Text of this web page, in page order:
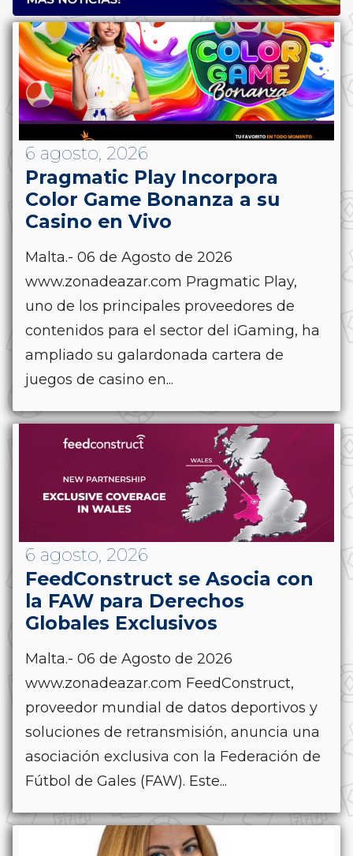
6 agosto, 2026
Pragmatic Play Incorpora
Color Game Bonanza a su
Casino en Vivo
Malta.- 06 de Agosto de 2026
www.zonadeazar.com Pragmatic Play,
uno de los principales proveedores de
contenidos para el sector del iGaming, ha
ampliado su galardonada cartera de
juegos de casino en...
6 agosto, 2026
FeedConstruct se Asocia con
la FAW para Derechos
Globales Exclusivos
Malta.- 06 de Agosto de 2026
www.zonadeazar.com FeedConstruct,
proveedor mundial de datos deportivos y
soluciones de retransmisión, anuncia una
asociación exclusiva con la Federación de
Fútbol de Gales (FAW). Este...